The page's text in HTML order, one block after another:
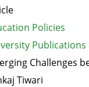
Policies
Publications
Challenges
Tiwari